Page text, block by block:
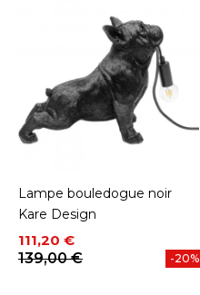
Lampe bouledogue noir
Kare Design
Prix
111,20 €
Prix de base
139,00 €
-20%